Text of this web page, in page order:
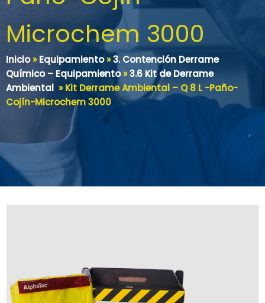
Microchem 3000
Inicio»Equipamiento»3. Contención Derrame
Químico – Equipamiento»3.6 Kit de Derrame
Ambiental »Kit Derrame Ambiental – Q 8 L -Paño-
Cojín-Microchem 3000